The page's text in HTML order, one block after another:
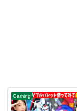
Gaming